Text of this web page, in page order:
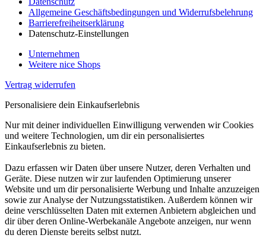
Allgemeine Geschäftsbedingungen und Widerrufsbelehrung
Barrierefreiheitserklärung
Datenschutz-Einstellungen
Unternehmen
Weitere nice Shops
Vertrag widerrufen
Personalisiere dein Einkaufserlebnis
Nur mit deiner individuellen Einwilligung verwenden wir Cookies
und weitere Technologien, um dir ein personalisiertes
Einkaufserlebnis zu bieten.
Dazu erfassen wir Daten über unsere Nutzer, deren Verhalten und
Geräte. Diese nutzen wir zur laufenden Optimierung unserer
Website und um dir personalisierte Werbung und Inhalte anzuzeigen
sowie zur Analyse der Nutzungsstatistiken. Außerdem können wir
deine verschlüsselten Daten mit externen Anbietern abgleichen und
dir über deren Online-Werbekanäle Angebote anzeigen, nur wenn
du deren Dienste bereits selbst nutzt.